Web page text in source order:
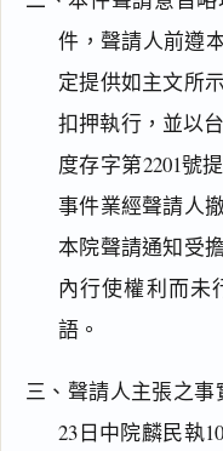
件，聲請人前遵
定提供如主文所
扣押執行，並以
度存字第2201號
事件業經聲請人
本院聲請通知受
內行使權利而未
語。
三、聲請人主張之事
23日中院麟民執